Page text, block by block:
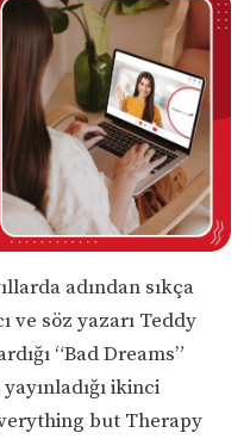
adından sıkça
ve söz yazarı Teddy
“Bad Dreams”
ikinci
but Therapy